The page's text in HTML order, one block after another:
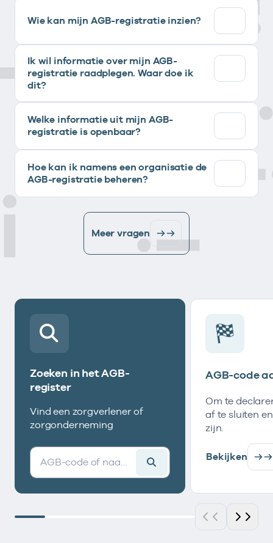
Wie kan mijn AGB-registratie inzien?
Ik wil informatie over mijn AGB-
registratie raadplegen. Waar doe ik
dit?
Welke informatie uit mijn AGB-
registratie is openbaar?
Hoe kan ik namens een organisatie de
AGB-registratie beheren?
Meer vragen
Zoeken in het AGB-
register
Vind een zorgverlener of
zorgonderneming
AGB-code
Om te
af te sluiten
zijn.
Bekijken